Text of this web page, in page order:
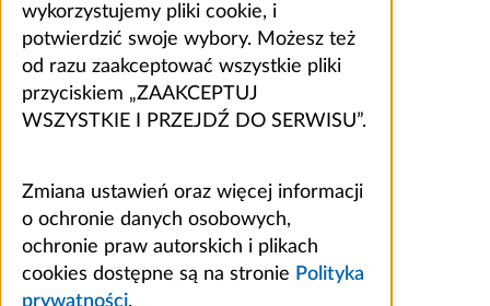
wykorzystujemy pliki cookie, i
potwierdzić swoje wybory. Możesz też
od razu zaakceptować wszystkie pliki
przyciskiem „ZAAKCEPTUJ
WSZYSTKIE I PRZEJDŹ DO SERWISU”.
Zmiana ustawień oraz więcej informacji
o ochronie danych osobowych,
ochronie praw autorskich i plikach
cookies dostępne są na stronie Polityka
prywatności.